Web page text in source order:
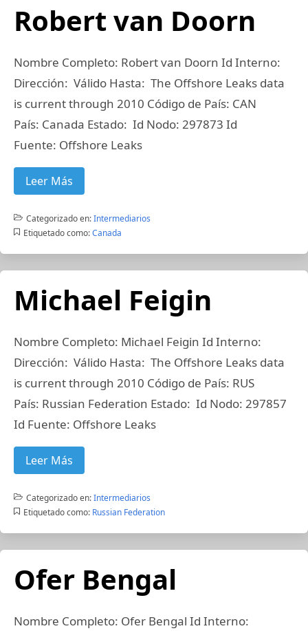
Robert van Doorn
Nombre Completo: Robert van Doorn Id Interno:
Dirección: Válido Hasta: The Offshore Leaks data
is current through 2010 Código de País: CAN
País: Canada Estado: Id Nodo: 297873 Id
Fuente: Offshore Leaks
Leer Más
Categorizado en:Intermediarios
Etiquetado como: Canada
Michael Feigin
Nombre Completo: Michael Feigin Id Interno:
Dirección: Válido Hasta: The Offshore Leaks data
is current through 2010 Código de País: RUS
País: Russian Federation Estado: Id Nodo: 297857
Id Fuente: Offshore Leaks
Leer Más
Categorizado en:Intermediarios
Etiquetado como: Russian Federation
Ofer Bengal
Nombre Completo: Ofer Bengal Id Interno: